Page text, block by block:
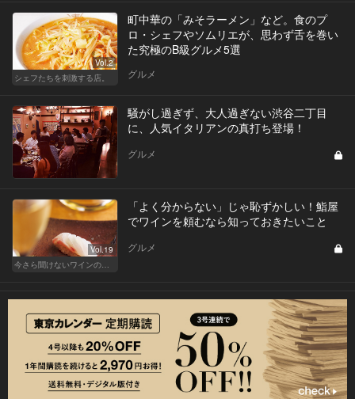
Vol.2
シェフたちを刺激する店。
町中華の「みそラーメン」など。食のプ
ロ・シェフやソムリエが、思わず舌を巻い
た究極のB級グルメ5選
グルメ
騒がし過ぎず、大人過ぎない渋谷二丁目
に、人気イタリアンの真打ち登場！
グルメ
Vol.19
今さら聞けないワインの基礎知識
「よく分からない」じゃ恥ずかしい！鮨屋
でワインを頼むなら知っておきたいこと
グルメ